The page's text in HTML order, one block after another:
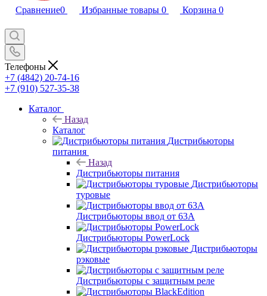
Сравнение0 Избранные товары 0 Корзина 0
Телефоны
+7 (4842) 20-74-16
+7 (910) 527-35-38
Каталог
Назад
Каталог
Дистрибьюторы
питания
Назад
Дистрибьюторы питания
Дистрибьюторы
туровые
Дистрибьюторы ввод от 63A
Дистрибьюторы PowerLock
Дистрибьюторы
рэковые
Дистрибьюторы с защитным реле